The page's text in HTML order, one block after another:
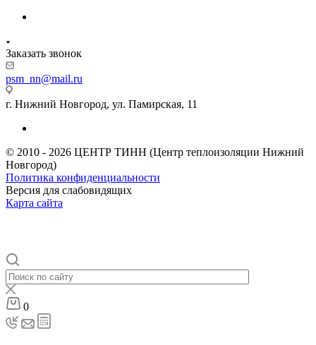
Заказать звонок
psm_nn@mail.ru
г. Нижний Новгород, ул. Памирская, 11
© 2010 - 2026 ЦЕНТР ТИНН (Центр теплоизоляции Нижний
Новгород)
Политика конфиденциальности
Версия для слабовидящих
Карта сайта
0